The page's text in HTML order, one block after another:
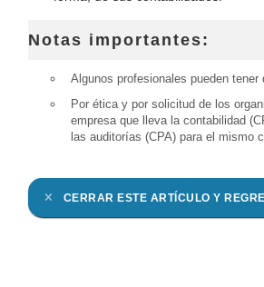
Notas importantes:
Algunos profesionales pueden
Por ética y por solicitud de los
empresa que lleva la contabilidad
las auditorías (CPA) para el mismo
CERRAR ESTE ARTÍCULO Y